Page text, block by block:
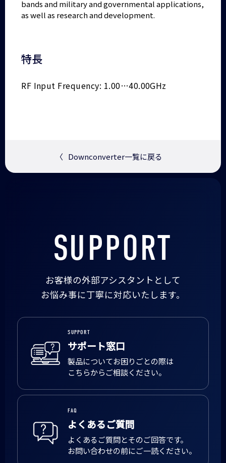
bands and military and governmental applications,
as well as research and development.
特長
RF Input Frequency: 1.00…40.00GHz
〈 Downconverter一覧に戻る
SUPPORT
お客様の外部アシスタントとして
お悩み事に丁寧に対応いたします。
SUPPORT
サポート窓口
製品についてお困りごとの際は
こちらからご相談ください。
FAQ
よくあるご質問
よくあるご質問とそのご回答です。
お問い合わせの前にご一読ください。